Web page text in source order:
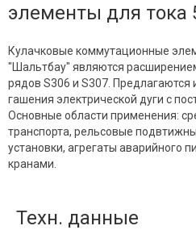
элементы для тока
Кулачковые коммутационные
"Шальтбау" являются
рядов S306 и S307. Предлагаются
гашения электрической дуги с
Основные области применения:
транспорта, рельсовые
установки, агрегаты аварийного
кранами.
Техн. данные